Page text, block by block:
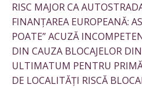
RISC MAJOR CA
FINANȚAREA EUROPEANĂ:
POATE” ACUZĂ
DIN CAUZA BLOCAJELOR
ULTIMATUM PENTRU
DE LOCALITĂȚI RISCĂ